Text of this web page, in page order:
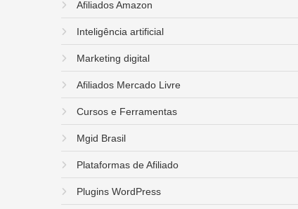
Afiliados Amazon
Inteligência artificial
Marketing digital
Afiliados Mercado Livre
Cursos e Ferramentas
Mgid Brasil
Plataformas de Afiliado
Plugins WordPress